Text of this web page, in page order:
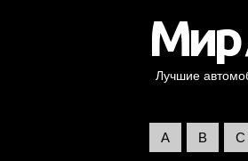
Лучшие
A B C